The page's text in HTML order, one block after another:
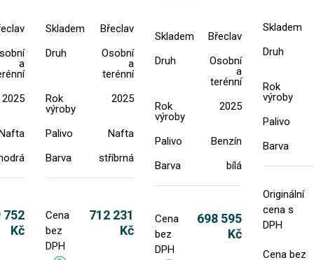
a
2025
752
Kč
Skladem
Břeclav
Druh
Osobní
a
terénní
Rok
výroby
2025
Palivo
Nafta
Barva
stříbrná
Cena
bez
DPH
712 231
Kč
Skladem
Břeclav
Druh
Osobní
a
terénní
Rok
výroby
2025
Palivo
Benzín
Barva
bílá
Cena
bez
DPH
698 595
Kč
Skladem
Druh
Rok
výroby
Palivo
Barva
Originální
cena s
DPH
Cena bez